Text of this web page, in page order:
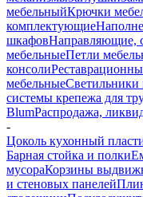
мебельныйКрючки
комплектующие
шкафовНаправляющие,
мебельныеПетли
консоли
мебельныеСветильники
системы крепежа для
BlumРаспродажа,
-
Цоколь кухонный
Барная стойка и полки
мусораКорзины
и стеновых панелей